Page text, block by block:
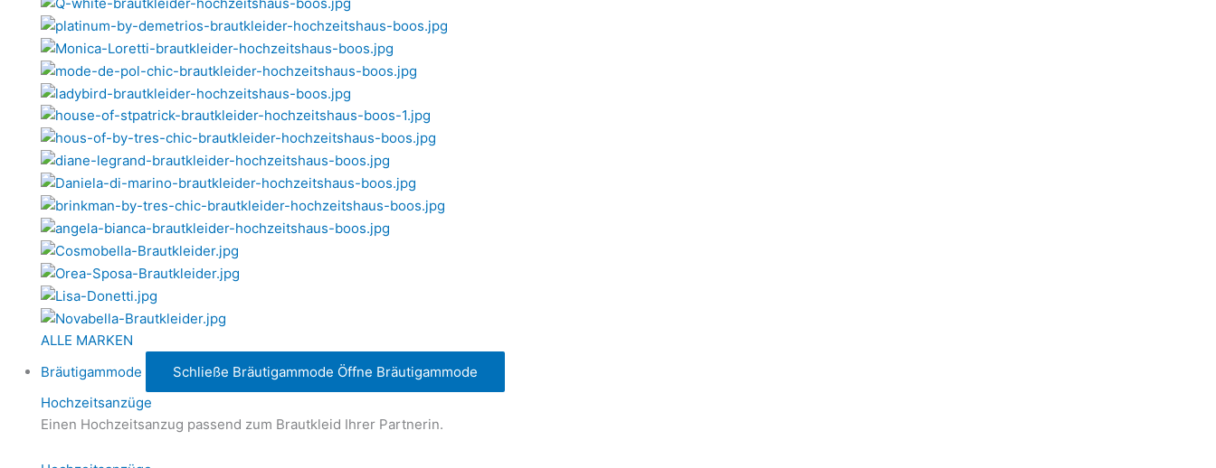
ALLE MARKEN
Bräutigammode
Schließe Bräutigammode Öffne Bräutigammode
Hochzeitsanzüge
Einen Hochzeitsanzug passend zum Brautkleid Ihrer Partnerin.